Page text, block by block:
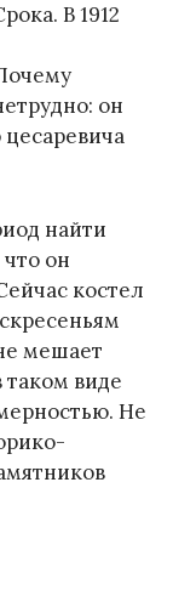
В 1912
он
найти
он
костел
мешает
таком виде
Не